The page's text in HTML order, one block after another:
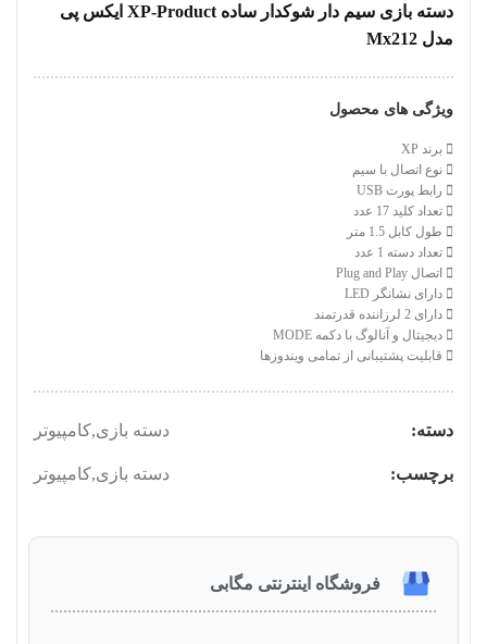
دسته بازی سیم دار شوکدار ساده XP-Product ایکس پی
مدل Mx212
ویژگی های محصول
برند XP
نوع اتصال با سیم
رابط پورت USB
تعداد کلید 17 عدد
طول کابل 1.5 متر
تعداد دسته 1 عدد
اتصال Plug and Play
دارای نشانگر LED
دارای 2 لرزاننده قدرتمند
دیجیتال و آنالوگ با دکمه MODE
قابلیت پشتیبانی از تمامی ویندوزها
دسته: دسته بازی,کامپیوتر
برچسب: دسته بازی,کامپیوتر
فروشگاه اینترنتی مگابی